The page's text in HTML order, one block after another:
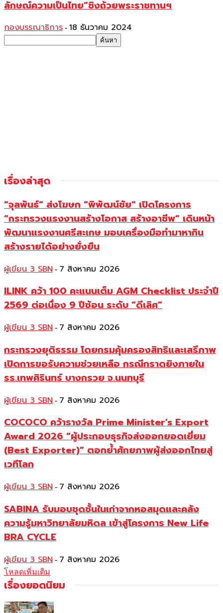
ลักษณ์ความเป็นไทย”ชิงถ้วยพระราชทานฯ
กองบรรณาธิการ - 18 ธันวาคม 2024
เรื่องล่าสุด
“จุลพันธ์” ส่งโฆษก “พิพัฒน์ชัย” เปิดโครงการ
“กระทรวงแรงงานสร้างโอกาส สร้างอาชีพ” เดินหน้า
พัฒนาแรงงานศรีสะเกษ มอบเครื่องมือทำมาหากิน
สร้างรายได้อย่างยั่งยืน
ผู้เขียน 3 SBN - 7 สิงหาคม 2026
ILINK คว้า 100 คะแนนเต็ม AGM Checklist ประจำปี
2569 ต่อเนื่อง 9 ปีซ้อน ระดับ “ดีเลิศ”
ผู้เขียน 3 SBN - 7 สิงหาคม 2026
กระทรวงยุติธรรม โดยกรมคุ้มครองสิทธิและเสรีภาพ
เปิดการขอรับความช่วยเหลือ กรณีกราดยิงภายใน
รร.เทพศิรินทร์ บางกรวย จ.นนทบุรี
ผู้เขียน 3 SBN - 7 สิงหาคม 2026
COCOCO คว้ารางวัล Prime Minister’s Export
Award 2026 “ผู้ประกอบธุรกิจส่งออกยอดเยี่ยม
(Best Exporter)” ตอกย้ำศักยภาพผู้ส่งออกไทยสู่
เวทีโลก
ผู้เขียน 3 SBN - 7 สิงหาคม 2026
SABINA รับมอบชุดชั้นในเก่าจากหอสมุดและคลัง
ความรู้มหาวิทยาลัยมหิดล เข้าสู่โครงการ New Life
BRA CYCLE
ผู้เขียน 3 SBN - 7 สิงหาคม 2026
โหลดเพิ่มเติม
เรื่องยอดนิยม